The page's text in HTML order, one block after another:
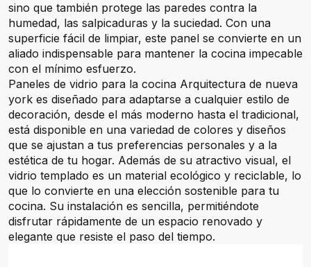
sino que también protege las paredes contra la
humedad, las salpicaduras y la suciedad. Con una
superficie fácil de limpiar, este panel se convierte en un
aliado indispensable para mantener la cocina impecable
con el mínimo esfuerzo.
Paneles de vidrio para la cocina Arquitectura de nueva
york es diseñado para adaptarse a cualquier estilo de
decoración, desde el más moderno hasta el tradicional,
está disponible en una variedad de colores y diseños
que se ajustan a tus preferencias personales y a la
estética de tu hogar. Además de su atractivo visual, el
vidrio templado es un material ecológico y reciclable, lo
que lo convierte en una elección sostenible para tu
cocina. Su instalación es sencilla, permitiéndote
disfrutar rápidamente de un espacio renovado y
elegante que resiste el paso del tiempo.